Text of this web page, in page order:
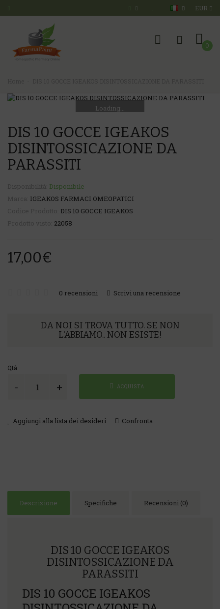
EUR
0
Loading...
DIS 10 GOCCE IGEAKOS
DISINTOSSICAZIONE DA
PARASSITI
Disponibile
IGEAKOS FARMACI OMEOPATICI
DIS 10 GOCCE IGEAKOS
22058
17,00€
0 recensioni Scrivi una recensione
DA NOI SI TROVA TUTTO. SE NON
L'ABBIAMO.. NON ESISTE!
Qtà
ACQUISTA
Aggiungi alla lista dei desideri Confronta
Descrizione Specifiche Recensioni (0)
DIS 10 GOCCE IGEAKOS
DISINTOSSICAZIONE DA
PARASSITI
DIS 10 GOCCE IGEAKOS